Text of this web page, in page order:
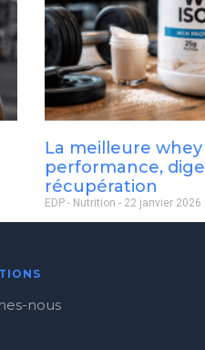
La meilleure whey
performance,
récupération
EDP - Nutrition 22 janvier 2026
nous